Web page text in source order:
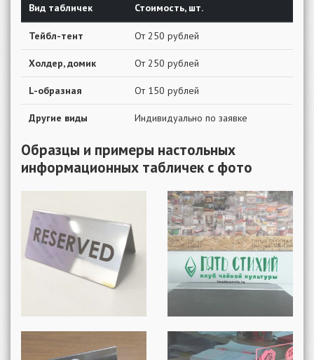
Вид табличек Стоимость, шт.
Тейбл-тент От 250 рублей
Холдер, домик От 250 рублей
L-образная От 150 рублей
Другие виды Индивидуально по заявке
Образцы и примеры настольных
информационных табличек с фото